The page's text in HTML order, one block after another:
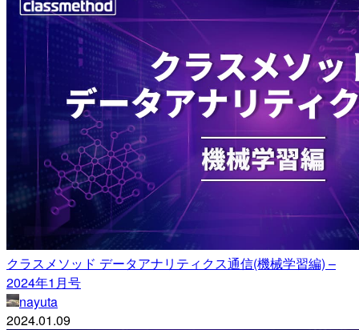
クラスメソッド データアナリティクス通信(機械学習編) –
2024年1月号
nayuta
2024.01.09